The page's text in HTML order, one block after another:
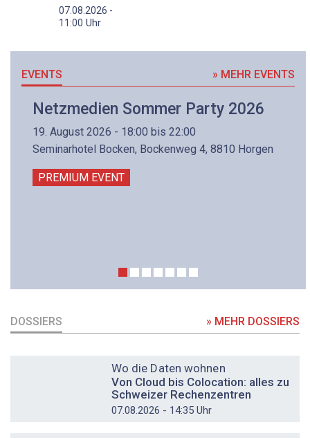
07.08.2026 -
11:00 Uhr
EVENTS » MEHR EVENTS
Netzmedien Sommer Party 2026
19. August 2026 - 18:00 bis 22:00
Seminarhotel Bocken, Bockenweg 4, 8810 Horgen
PREMIUM EVENT
DOSSIERS » MEHR DOSSIERS
Wo die Daten wohnen
Von Cloud bis Colocation: alles zu
Schweizer Rechenzentren
07.08.2026 - 14:35 Uhr